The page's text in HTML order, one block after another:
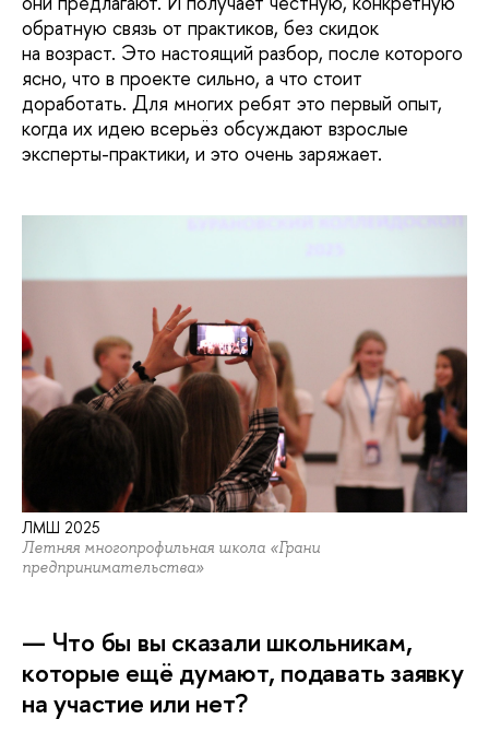
обратную связь от практиков, без скидок
на возраст. Это настоящий разбор, после которого
ясно, что в проекте сильно, а что стоит
доработать. Для многих ребят это первый опыт,
когда их идею всерьёз обсуждают взрослые
эксперты-практики, и это очень заряжает.
ЛМШ 2025
Летняя многопрофильная школа «Грани
предпринимательства»
— Что бы вы сказали школьникам,
которые ещё думают, подавать заявку
на участие или нет?